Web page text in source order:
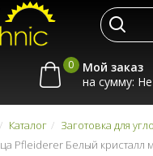
0
Мой заказ
на сумму:
Каталог
Заготовка для
Pfleiderer Белый кристалл